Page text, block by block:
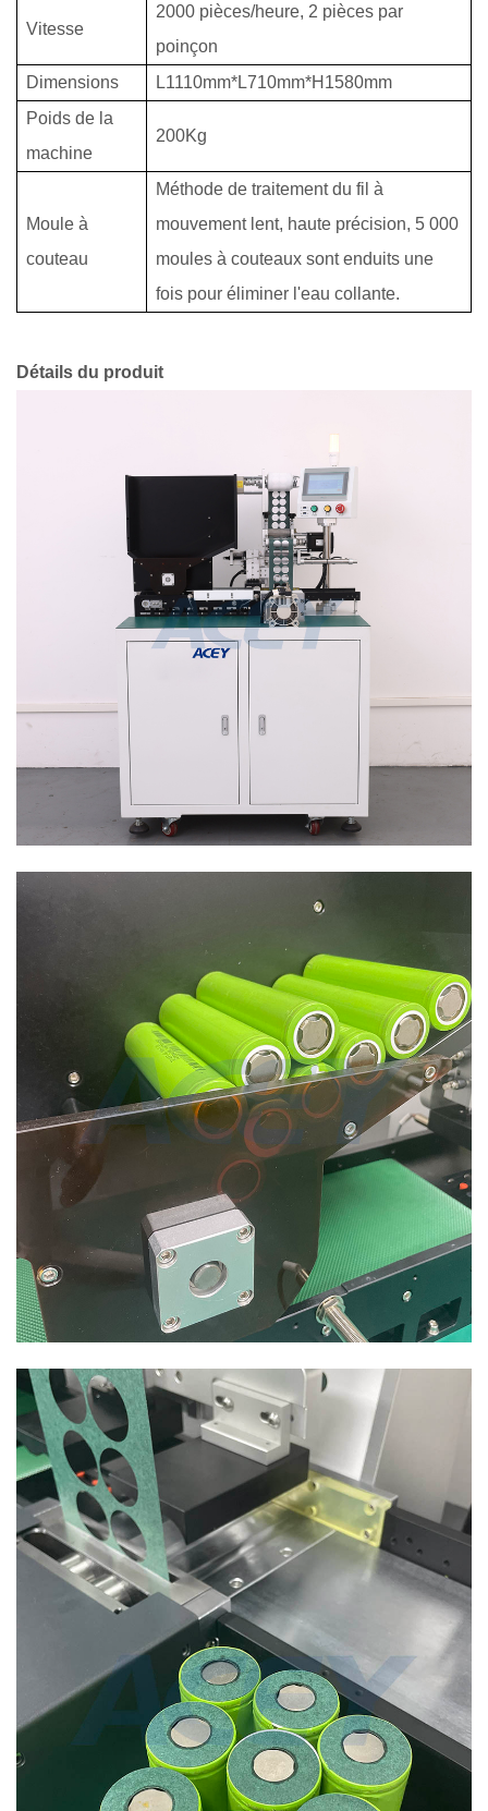
Vitesse
2000 pièces/heure, 2 pièces par
poinçon
Dimensions
L1110mm*L710mm*H1580mm
Poids de la
machine
200Kg
Moule à
couteau
Méthode de traitement du fil à
mouvement lent, haute précision, 5 000
moules à couteaux sont enduits une
fois pour éliminer l'eau collante.
Détails du produit